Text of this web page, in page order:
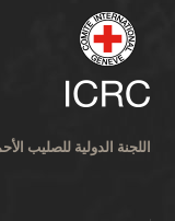
اللجنة الدولية للصليب